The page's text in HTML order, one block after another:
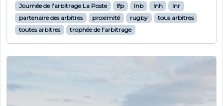
Journée de l’arbitrage La Poste
lfp lnb lnh
lnr
partenaire des arbitres
proximité rugby
tous arbitres
toutes arbitres
trophée de l'arbitrage